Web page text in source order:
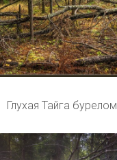
Глухая Тайга бурелом